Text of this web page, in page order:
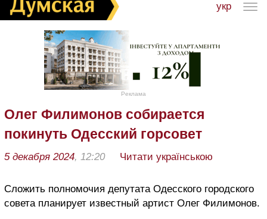
укр
Реклама
Олег Филимонов собирается
покинуть Одесский горсовет
5 декабря 2024, 12:20 Читати українською
Сложить полномочия депутата Одесского городского
совета планирует известный артист Олег Филимонов.